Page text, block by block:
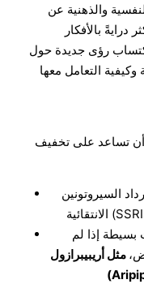
والذهنية عن
بالأفكار
رؤى جديدة حول
تساعد على تخفيف
السيروتونين
إذا لم
مثل أريبيبرازول